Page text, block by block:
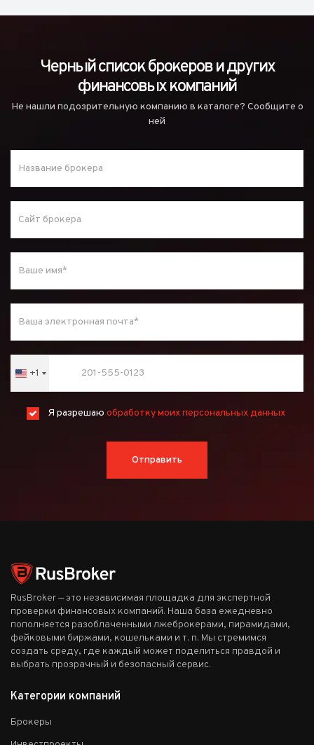
Черный список брокеров и других
финансовых компаний
Не нашли подозрительную компанию в каталоге? Сообщите о
ней
United
States
+1
+1
Я разрешаю обработку моих персональных данных
Отправить
RusBroker — это независимая площадка для экспертной
проверки финансовых компаний. Наша база ежедневно
пополняется разоблаченными лжеброкерами, пирамидами,
фейковыми биржами, кошельками и т. п. Мы стремимся
создать среду, где каждый может поделиться правдой и
выбрать прозрачный и безопасный сервис.
Категории компаний
Брокеры